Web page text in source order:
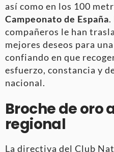
así como en los 100
Campeonato de España.
compañeros le han
mejores deseos para
confiando en que
esfuerzo, constancia y
nacional.
Broche de oro
regional
La directiva del Club